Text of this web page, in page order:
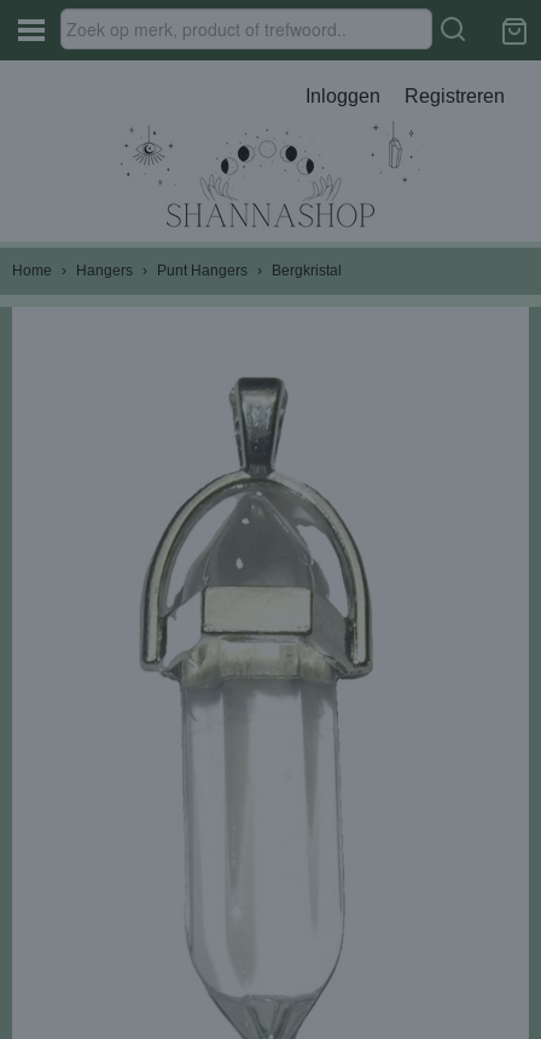
Inloggen Registreren
Home › Hangers › Punt Hangers › Bergkristal